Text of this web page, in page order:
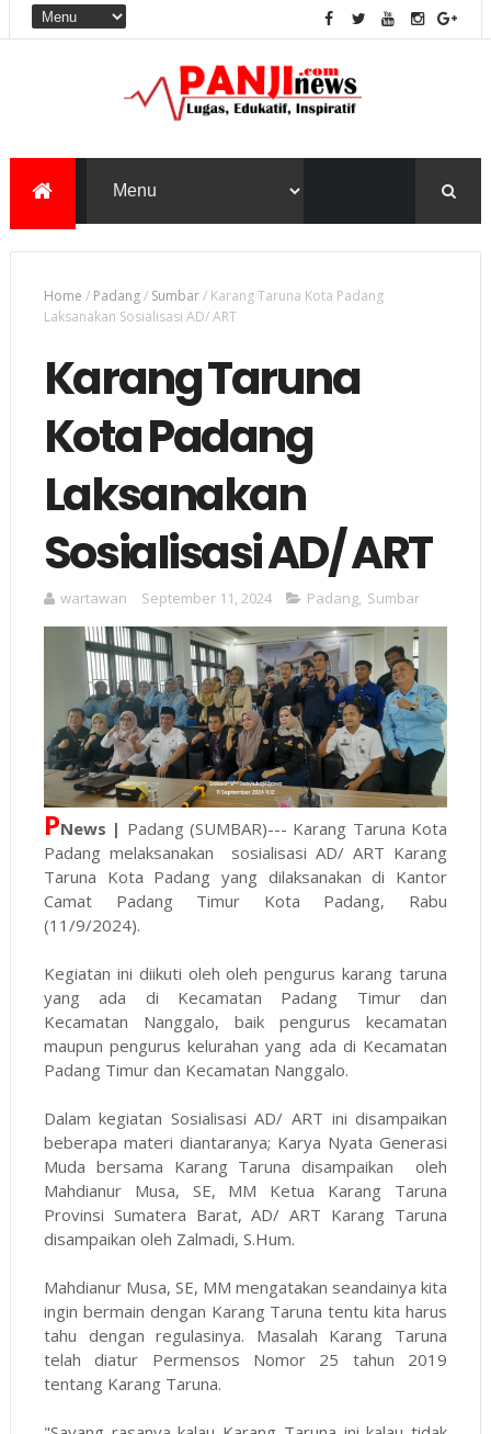
Home / Padang/ Sumbar/ Karang Taruna Kota Padang
Laksanakan Sosialisasi AD/ ART
Karang Taruna
Kota Padang
Laksanakan
Sosialisasi AD/ ART
wartawan September 11, 2024 Padang, Sumbar
PNews | Padang (SUMBAR)--- Karang Taruna Kota
Padang melaksanakan sosialisasi AD/ ART Karang
Taruna Kota Padang yang dilaksanakan di Kantor
Camat Padang Timur Kota Padang, Rabu
(11/9/2024).
Kegiatan ini diikuti oleh oleh pengurus karang taruna
yang ada di Kecamatan Padang Timur dan
Kecamatan Nanggalo, baik pengurus kecamatan
maupun pengurus kelurahan yang ada di Kecamatan
Padang Timur dan Kecamatan Nanggalo.
Dalam kegiatan Sosialisasi AD/ ART ini disampaikan
beberapa materi diantaranya; Karya Nyata Generasi
Muda bersama Karang Taruna disampaikan oleh
Mahdianur Musa, SE, MM Ketua Karang Taruna
Provinsi Sumatera Barat, AD/ ART Karang Taruna
disampaikan oleh Zalmadi, S.Hum.
Mahdianur Musa, SE, MM mengatakan seandainya kita
ingin bermain dengan Karang Taruna tentu kita harus
tahu dengan regulasinya. Masalah Karang Taruna
telah diatur Permensos Nomor 25 tahun 2019
tentang Karang Taruna.